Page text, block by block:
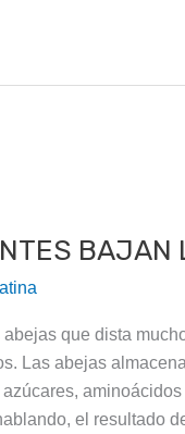
BAJAN
que dista
Las abejas
el resultado